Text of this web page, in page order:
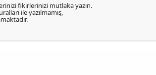
fikirlerinizi mutlaka yazın.
ile yazılmamış,